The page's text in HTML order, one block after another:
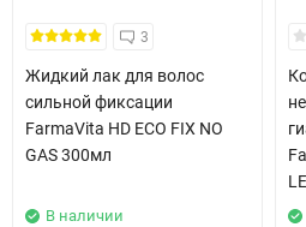
3
Жидкий лак для волос
сильной фиксации
FarmaVita HD ECO FIX NO
GAS 300мл
В наличии